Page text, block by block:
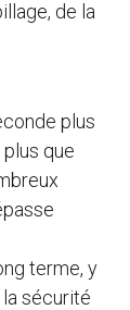
de la
plus
que
terme, y
sécurité